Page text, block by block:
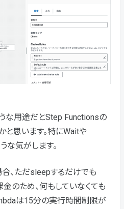
うな用途だとStep Functionsの
と思います。特にWaitや
な気がします。
、ただsleepするだけでも
のため、何もしていなくても
は15分の実行時間制限が